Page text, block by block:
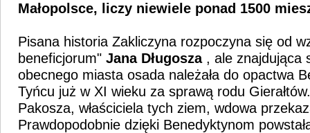
Małopolsce, liczy niewiele ponad 1500
Pisana historia Zakliczyna rozpoczyna się od
beneficjorum" Jana Długosza , ale znajdująca
obecnego miasta osada należała do opactwa
Tyńcu już w XI wieku za sprawą rodu
Pakosza, właściciela tych ziem, wdowa
Prawdopodobnie dzięki Benedyktynom